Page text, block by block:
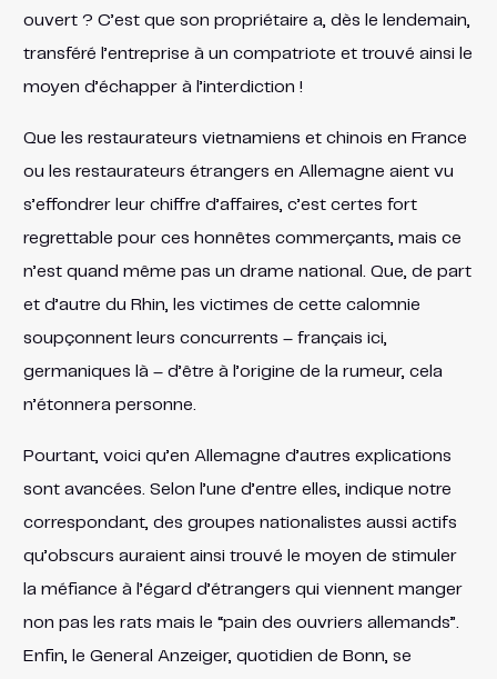
ouvert ? C’est que son propriétaire a, dès le lendemain,
transféré l’entreprise à un compatriote et trouvé ainsi le
moyen d’échapper à l’interdiction !
Que les restaurateurs vietnamiens et chinois en France
ou les restaurateurs étrangers en Allemagne aient vu
s’effondrer leur chiffre d’affaires, c’est certes fort
regrettable pour ces honnêtes commerçants, mais ce
n’est quand même pas un drame national. Que, de part
et d’autre du Rhin, les victimes de cette calomnie
soupçonnent leurs concurrents – français ici,
germaniques là – d’être à l’origine de la rumeur, cela
n’étonnera personne.
Pourtant, voici qu’en Allemagne d’autres explications
sont avancées. Selon l’une d’entre elles, indique notre
correspondant, des groupes nationalistes aussi actifs
qu’obscurs auraient ainsi trouvé le moyen de stimuler
la méfiance à l’égard d’étrangers qui viennent manger
non pas les rats mais le “pain des ouvriers allemands”.
Enfin, le General Anzeiger, quotidien de Bonn, se